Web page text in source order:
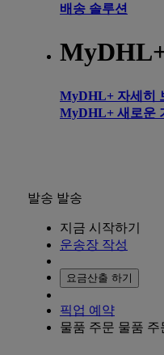
배송 솔루션
MyDHL+ 자세히
MyDHL+ 새로운
발송 발송
지금 시작하기
운송장 작성
요금산출 하기
픽업 예약
물품 주문 물품 주